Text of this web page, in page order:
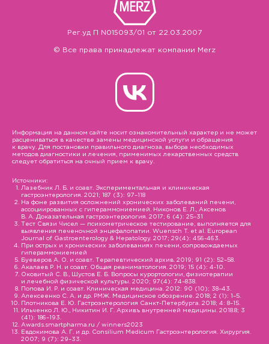
Рег.уд П N015093/01 от 22.03.2007
© Все права принадлежат компании Merz
Информация на данном сайте носит ознакомительный характер и не может
расцениваться в качестве замены медицинской услуги и обращения
к врачу. Для постановки правильного диагноза, выбора необходимых
методов диагностики и лечения, применимых лекарственных средств
следует обратиться на очный прием к врачу.
Источники:
Лазебник Л. Б. и соавт. Экспериментальная и клиническая
гастроэнтерология. 2021; 187 (3): 97–118
На фоне развития осложнений хронических заболеваний печени,
ассоциированных с гипераммониемией. Никонов Е. Л., Аксенов
В. А. Доказательная гастроэнтерология. 2017; 6 (4): 25–31
Тест Связи Чисел — психометрическое тестирование, выполняется для
выявления печеночной энцефалопатии. Wuensch T. et al. European
Journal of Gastroenterology & Hepatology. 2017; 29(4): 456-463.
При острых и хронических заболеваниях печени, сопровождаемых
гипераммониемией
Буеверов А. О. и соавт. Терапевтический архив. 2019; 91 (2): 52–58.
Акалаев Р. Н. и соавт. Общая реаниматология. 2019; 15 (4): 4-10.
Оковитый С. В., Шустов Е. Б. Вопросы курортологии, физиотерапии
и лечебной физической культуры. 2020; 97(4): 74–838.
Попова И. Р. и соавт. Клиническая медицина. 2012: 90 (10); 38–43.
Алексеенко С. А. и др. РМЖ. Медицинское обозрение. 2018; 2 (1): 1–5.
Плотникова Е. Ю. Гастроэнтерология Санкт-Петербурга. 2018; 4: 8–15.
Ильченко Л. Ю., Никитин И. Г. Архивъ внутренней медицины. 2018.8; 3
(41): 186–193.
Awards.smartpharma.ru / winners2023
Евдокимова А. Г. и др. Consilium Medicum Гастроэнтерология. Хирургия.
2007; 9 (7): 29–33.